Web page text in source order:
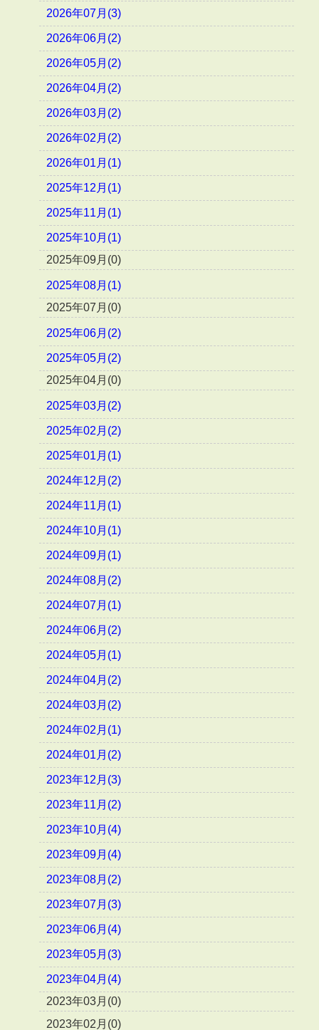
2026年07月(3)
2026年06月(2)
2026年05月(2)
2026年04月(2)
2026年03月(2)
2026年02月(2)
2026年01月(1)
2025年12月(1)
2025年11月(1)
2025年10月(1)
2025年09月(0)
2025年08月(1)
2025年07月(0)
2025年06月(2)
2025年05月(2)
2025年04月(0)
2025年03月(2)
2025年02月(2)
2025年01月(1)
2024年12月(2)
2024年11月(1)
2024年10月(1)
2024年09月(1)
2024年08月(2)
2024年07月(1)
2024年06月(2)
2024年05月(1)
2024年04月(2)
2024年03月(2)
2024年02月(1)
2024年01月(2)
2023年12月(3)
2023年11月(2)
2023年10月(4)
2023年09月(4)
2023年08月(2)
2023年07月(3)
2023年06月(4)
2023年05月(3)
2023年04月(4)
2023年03月(0)
2023年02月(0)